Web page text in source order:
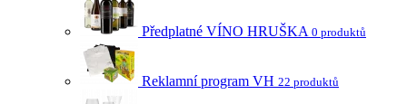
Předplatné VÍNO HRUŠKA 0 produktů
Reklamní program VH 22 produktů